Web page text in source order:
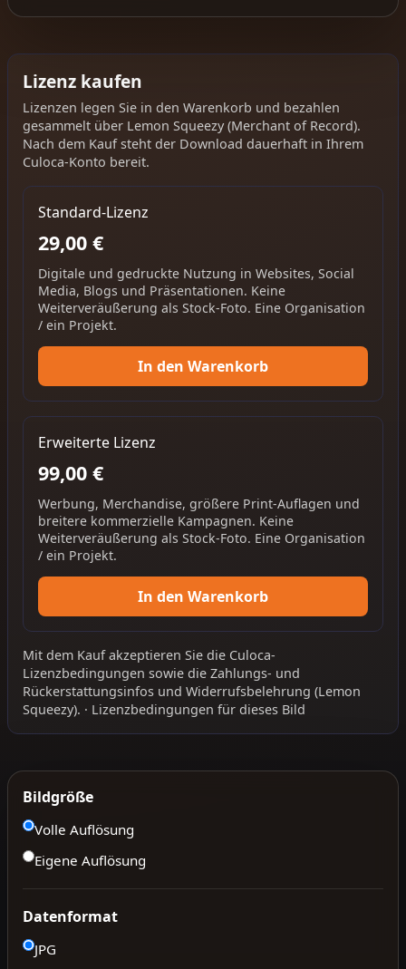
Lizenz kaufen
Lizenzen legen Sie in den Warenkorb und bezahlen
gesammelt über Lemon Squeezy (Merchant of Record).
Nach dem Kauf steht der Download dauerhaft in Ihrem
Culoca-Konto bereit.
Standard-Lizenz
29,00 €
Digitale und gedruckte Nutzung in Websites, Social
Media, Blogs und Präsentationen. Keine
Weiterveräußerung als Stock-Foto. Eine Organisation
/ ein Projekt.
In den Warenkorb
Erweiterte Lizenz
99,00 €
Werbung, Merchandise, größere Print-Auflagen und
breitere kommerzielle Kampagnen. Keine
Weiterveräußerung als Stock-Foto. Eine Organisation
/ ein Projekt.
In den Warenkorb
Mit dem Kauf akzeptieren Sie die Culoca-
Lizenzbedingungen sowie die Zahlungs- und
Rückerstattungsinfos und Widerrufsbelehrung (Lemon
Squeezy). · Lizenzbedingungen für dieses Bild
Bildgröße
Volle Auflösung
Eigene Auflösung
Datenformat
JPG